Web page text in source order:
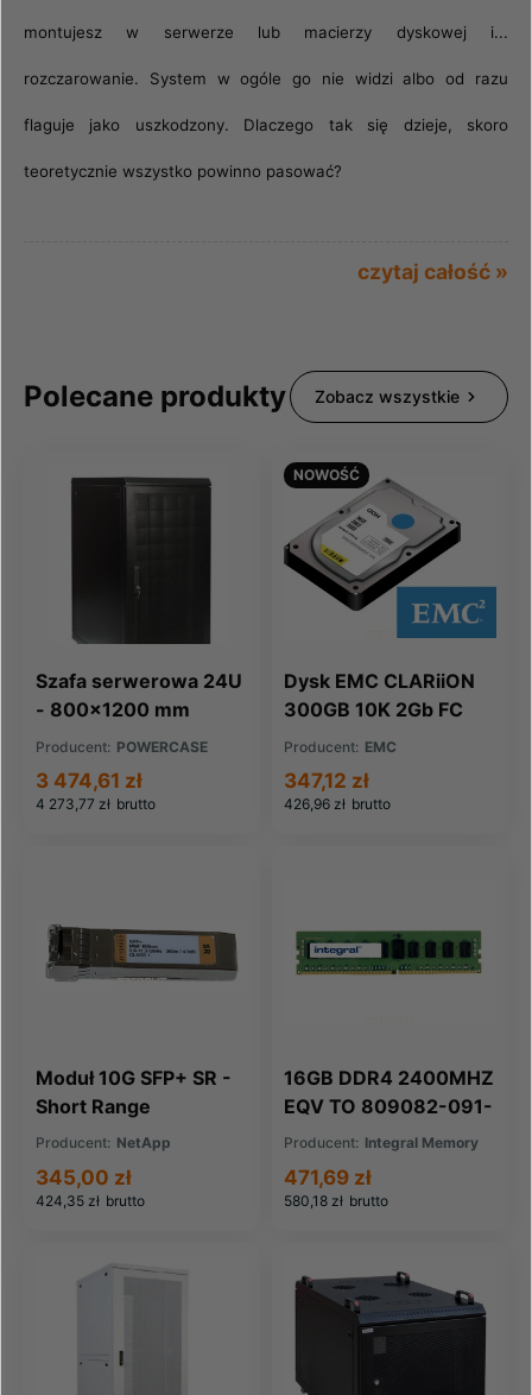
montujesz w serwerze lub macierzy dyskowej i...
rozczarowanie. System w ogóle go nie widzi albo od razu
flaguje jako uszkodzony. Dlaczego tak się dzieje, skoro
teoretycznie wszystko powinno pasować?
czytaj całość »
Polecane produkty Zobacz wszystkie
Szafa serwerowa 24U
- 800x1200 mm
Producent: POWERCASE
4 273,77 zł brutto
3 474,61 zł
Dysk EMC CLARiiON
300GB 10K 2Gb FC
HDD RoHS
(005048582)
Producent: EMC
426,96 zł brutto
347,12 zł
NOWOŚĆ
Moduł 10G SFP+ SR -
Short Range
Producent: NetApp
424,35 zł brutto
345,00 zł
16GB DDR4 2400MHZ
EQV TO 809082-091-
IN FOR HP COMPAQ
Producent: Integral Memory
580,18 zł brutto
471,69 zł